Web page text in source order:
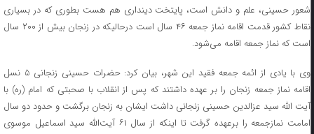
شعور حسینی، علم و دانش است، پایتخت دینداری هم هست بطوری که در بسیاری
نقاط کشور قدمت اقامه نماز جمعه ۴۶ سال است درحالیکه در زنجان بیش از ۲۰۰ سال
است که نماز جمعه اقامه می‌شود.
وی با یادی از ائمه جمعه فقید این شهر، بیان کرد: حضرات حسینی زنجانی ۵ نسل
اقامه نماز جمعه زنجان را بر عهده داشتند که پس از انقلاب با صحبتی که امام (ره) با
آیت الله سید عزالدین حسینی زنجانی داشت ایشان به زنجان برگشت و حدود دو سال
امامت نمازجمعه را برعهده گرفت تا اینکه از سال ۶۱ آیت‌الله سید اسماعیل موسوی